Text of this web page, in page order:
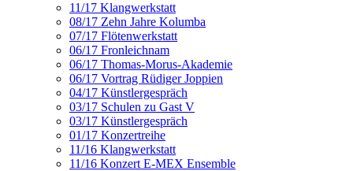
11/17 Klangwerkstatt
08/17 Zehn Jahre Kolumba
07/17 Flötenwerkstatt
06/17 Fronleichnam
06/17 Thomas-Morus-Akademie
06/17 Vortrag Rüdiger Joppien
04/17 Künstlergespräch
03/17 Schulen zu Gast V
03/17 Künstlergespräch
01/17 Konzertreihe
11/16 Klangwerkstatt
11/16 Konzert E-MEX Ensemble